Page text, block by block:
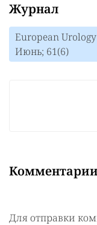
Журнал
European
Июнь; 61(6)
Комментарии
Для отправки